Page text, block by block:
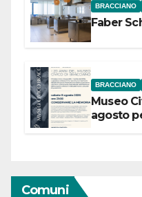
BRACCIANO
Faber
BRACCIANO
Museo
agosto
Comuni